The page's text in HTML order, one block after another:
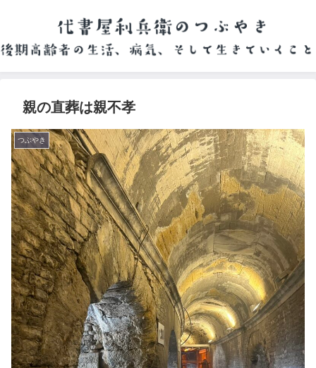
親の直葬は親不孝
つぶやき